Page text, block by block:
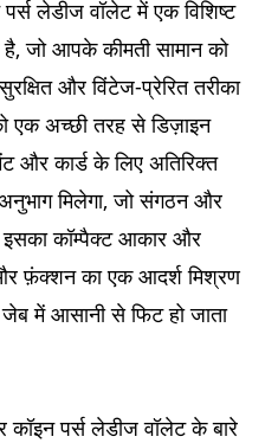
लेडीज वॉलेट में एक विशिष्ट
जो आपके कीमती सामान को
और विंटेज-प्रेरित तरीका
एक अच्छी तरह से डिज़ाइन
और कार्ड के लिए अतिरिक्त
मिलेगा, जो संगठन और
इसका कॉम्पैक्ट आकार और
फ़ंक्शन का एक आदर्श मिश्रण
में आसानी से फिट हो जाता
पर्स लेडीज वॉलेट के बारे